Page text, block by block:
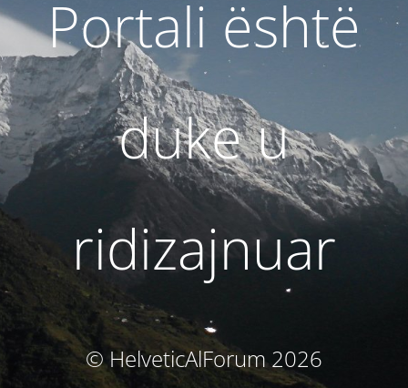
Portali është
duke u
ridizajnuar
© HelveticAlForum 2026